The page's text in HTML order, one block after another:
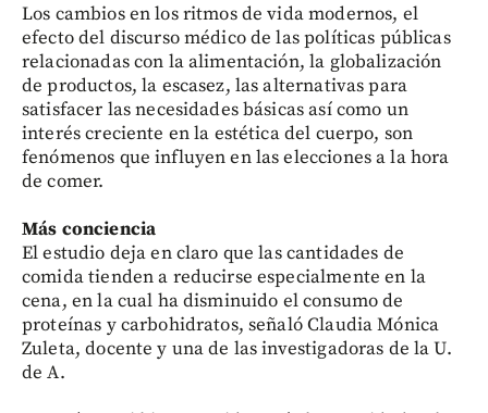
Los cambios en los ritmos de vida modernos, el
efecto del discurso médico de las políticas públicas
relacionadas con la alimentación, la globalización
de productos, la escasez, las alternativas para
satisfacer las necesidades básicas así como un
interés creciente en la estética del cuerpo, son
fenómenos que influyen en las elecciones a la hora
de comer.
Más conciencia
El estudio deja en claro que las cantidades de
comida tienden a reducirse especialmente en la
cena, en la cual ha disminuido el consumo de
proteínas y carbohidratos, señaló Claudia Mónica
Zuleta, docente y una de las investigadoras de la U.
de A.